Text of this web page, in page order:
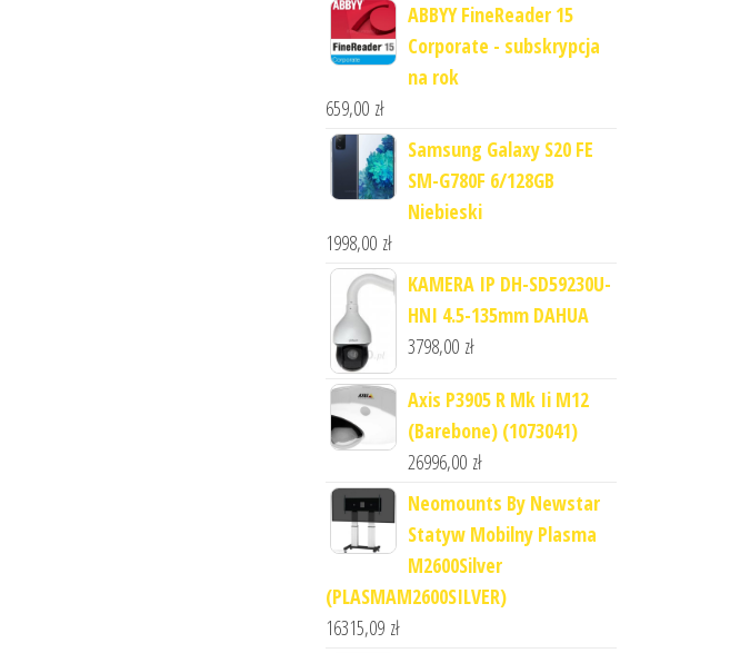
ABBYY FineReader 15
Corporate - subskrypcja
na rok
659,00 zł
Samsung Galaxy S20 FE
SM-G780F 6/128GB
Niebieski
1998,00 zł
KAMERA IP DH-SD59230U-
HNI 4.5-135mm DAHUA
3798,00 zł
Axis P3905 R Mk Ii M12
(Barebone) (1073041)
26996,00 zł
Neomounts By Newstar
Statyw Mobilny Plasma
M2600Silver
(PLASMAM2600SILVER)
16315,09 zł